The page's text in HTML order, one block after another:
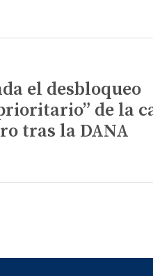
el desbloqueo
de la
tras la DANA